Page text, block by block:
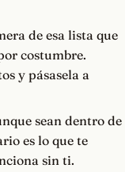
de esa lista que
costumbre.
y pásasela a
sean dentro de
es lo que te
sin ti.